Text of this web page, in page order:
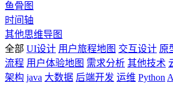
鱼骨图
时间轴
其他思维导图
全部 UI设计 用户旅程地图 交互设计 原
流程 用户体验地图 需求分析 其他技术
架构 java 大数据 后端开发 运维 Python